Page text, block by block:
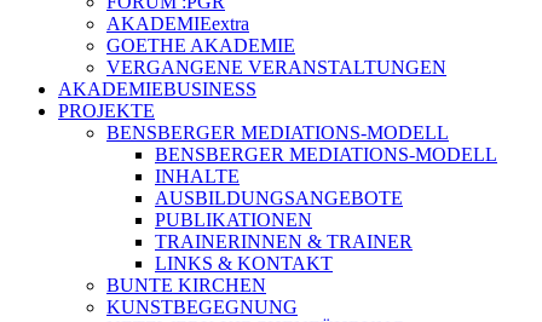
AKADEMIEextra
GOETHE AKADEMIE
VERGANGENE VERANSTALTUNGEN
AKADEMIEBUSINESS
PROJEKTE
BENSBERGER MEDIATIONS-MODELL
BENSBERGER MEDIATIONS-MODELL
INHALTE
AUSBILDUNGSANGEBOTE
PUBLIKATIONEN
TRAINERINNEN & TRAINER
LINKS & KONTAKT
BUNTE KIRCHEN
KUNSTBEGEGNUNG